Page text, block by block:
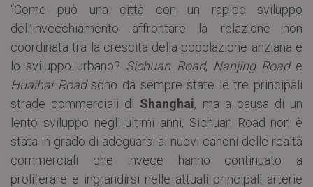
“Come può una città con un rapido sviluppo
dell’invecchiamento affrontare la relazione non
coordinata tra la crescita della popolazione anziana e
lo sviluppo urbano? Sichuan Road, Nanjing Roade
Huaihai Roadsono da sempre state le tre principali
strade commerciali di Shanghai, ma a causa di un
lento sviluppo negli ultimi anni, Sichuan Road non è
stata in grado di adeguarsi ai nuovi canoni delle realtà
commerciali che invece hanno continuato a
proliferare e ingrandirsi nelle attuali principali arterie